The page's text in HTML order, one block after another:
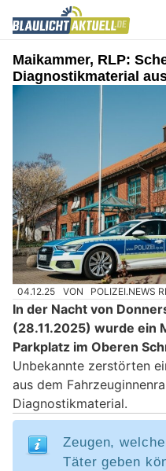
Maikammer, RLP:
Diagnostikmaterial
04.12.25 VON POLIZEI.NEWS
In der Nacht von
(28.11.2025) wurde ein
Parkplatz im Oberen
Unbekannte zerstörten
aus dem
Diagnostikmaterial.
Zeugen,
Täter geben